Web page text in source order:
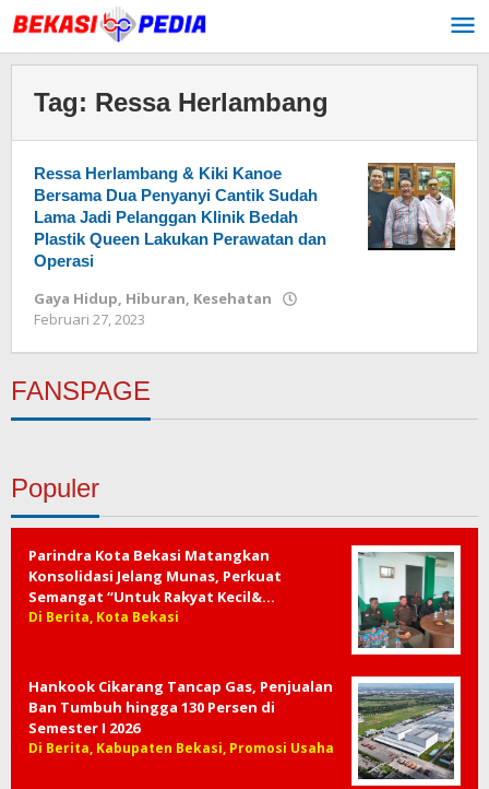
Lewati
ke
konten
Tag: Ressa Herlambang
Ressa Herlambang & Kiki Kanoe
Bersama Dua Penyanyi Cantik Sudah
Lama Jadi Pelanggan Klinik Bedah
Plastik Queen Lakukan Perawatan dan
Operasi
Gaya Hidup, Hiburan, Kesehatan
Februari 27, 2023
FANSPAGE
Populer
Parindra Kota Bekasi Matangkan
Konsolidasi Jelang Munas, Perkuat
Semangat “Untuk Rakyat Kecil&…
Di Berita, Kota Bekasi
Hankook Cikarang Tancap Gas, Penjualan
Ban Tumbuh hingga 130 Persen di
Semester I 2026
Di Berita, Kabupaten Bekasi, Promosi Usaha